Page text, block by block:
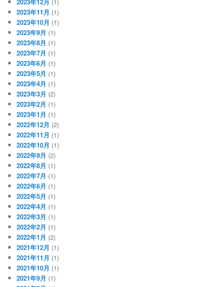
2023年12月 (1)
2023年11月 (1)
2023年10月 (1)
2023年9月 (1)
2023年8月 (1)
2023年7月 (1)
2023年6月 (1)
2023年5月 (1)
2023年4月 (1)
2023年3月 (2)
2023年2月 (1)
2023年1月 (1)
2022年12月 (2)
2022年11月 (1)
2022年10月 (1)
2022年9月 (2)
2022年8月 (1)
2022年7月 (1)
2022年6月 (1)
2022年5月 (1)
2022年4月 (1)
2022年3月 (1)
2022年2月 (1)
2022年1月 (2)
2021年12月 (1)
2021年11月 (1)
2021年10月 (1)
2021年9月 (1)